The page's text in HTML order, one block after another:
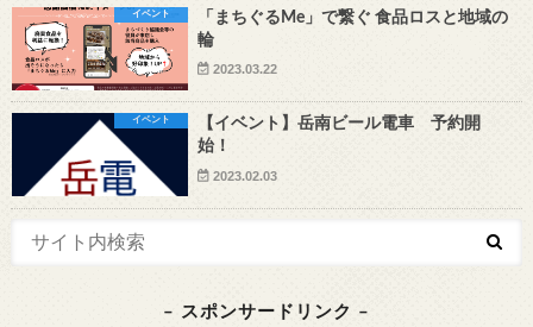
イベント
「まちぐるMe」で繋ぐ 食品ロスと地域の
輪
2023.03.22
イベント
【イベント】岳南ビール電車 予約開
始！
2023.02.03
– スポンサードリンク –